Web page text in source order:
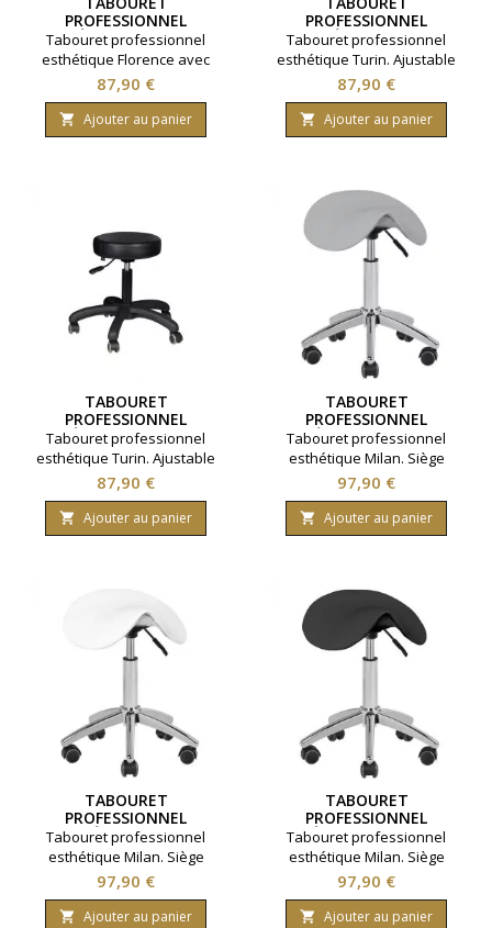
PROFESSIONNEL
ESTHÉTIQUE FLORENCE
AVEC DOSSIER NOIR ET
Tabouret professionnel
esthétique Florence avec
dossier. Siège ergonomique
en forme de selle Ajustable
en hauteur. Assise diamètre
40 centimètres. Coloris noir et
Prix
87,90 €
 Ajouter au panier
PROFESSIONNEL
ESTHÉTIQUE TURIN
BLANC
Tabouret professionnel
esthétique Turin. Ajustable
en hauteur. Assise diamètre
31.5 centimètres. Coloris
blanc.
Prix
87,90 €
 Ajouter au panier
TABOURET
PROFESSIONNEL
ESTHÉTIQUE TURIN NOIR
Tabouret professionnel
esthétique Turin. Ajustable
en hauteur. Assise diamètre
31.5 centimètres. Coloris noir.
Prix
87,90 €
 Ajouter au panier
TABOURET
PROFESSIONNEL
ESTHÉTIQUE MILAN GRIS
Tabouret professionnel
esthétique Milan. Siège
ergonomique en forme de
selle. Ajustable en hauteur.
Coloris gris.
Prix
97,90 €
 Ajouter au panier
TABOURET
PROFESSIONNEL
ESTHÉTIQUE MILAN
BLANC
Tabouret professionnel
esthétique Milan. Siège
ergonomique en forme de
selle. Ajustable en hauteur.
Coloris blanc.
Prix
97,90 €
 Ajouter au panier
TABOURET
PROFESSIONNEL
ESTHÉTIQUE MILAN NOIR
Tabouret professionnel
esthétique Milan. Siège
ergonomique en forme de
selle. Ajustable en hauteur.
Coloris noir.
Prix
97,90 €
 Ajouter au panier